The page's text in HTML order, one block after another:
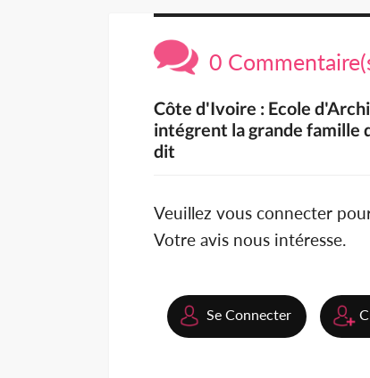
0
Côte d'Ivoire : Ecole
intégrent la grande famille
dit
Veuillez vous connecter
Votre avis nous intéresse.
Se Connecter